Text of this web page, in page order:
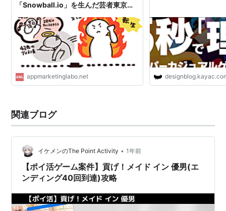
「Snowball.io」を生んだ芸者東京が
の裏側
appmarketinglabo.net
関連ブログ
イケメンのThe Point Activity • 1年前
【ポイ活ゲーム案件】貢げ！メイド イン 優男(エ
ンディング40回到達)攻略